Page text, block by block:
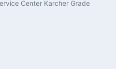
Center Karcher Grade